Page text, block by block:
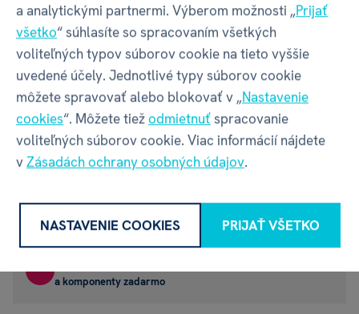
Doprava zadarmo,
pre každý nákup nad 45 EUR
Rýchle expedovanie
zvyčajne nasledujúci pracovný deň
Doručenie do 3 dní
30 dní na vrátenie tovaru,
bez zbytočných komplikácií
a komponenty zadarmo
a analytickými partnermi. Výberom možnosti „Prijať
všetko“ súhlasíte so spracovaním všetkých
voliteľných typov súborov cookie na tieto vyššie
uvedené účely. Jednotlivé typy súborov cookie
môžete spravovať alebo blokovať v „Nastavenie
cookies“. Môžete tiežodmietnuťspracovanie
voliteľných súborov cookie. Viac informácií nájdete
vZásadách ochrany osobných údajov.
NASTAVENIE COOKIES PRIJAŤ VŠETKO